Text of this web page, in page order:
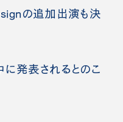
の追加出演も決
発表されるとのこ